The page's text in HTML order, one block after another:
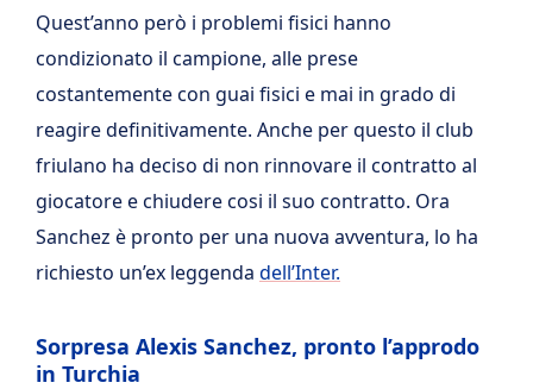
Quest’anno però i problemi fisici hanno
condizionato il campione, alle prese
costantemente con guai fisici e mai in grado di
reagire definitivamente. Anche per questo il club
friulano ha deciso di non rinnovare il contratto al
giocatore e chiudere cosi il suo contratto. Ora
Sanchez è pronto per una nuova avventura, lo ha
richiesto un’ex leggenda dell’Inter.
Sorpresa Alexis Sanchez, pronto l’approdo
in Turchia